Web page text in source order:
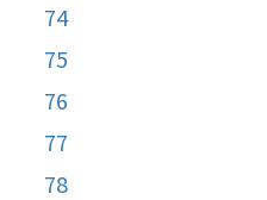
74
75
76
77
78